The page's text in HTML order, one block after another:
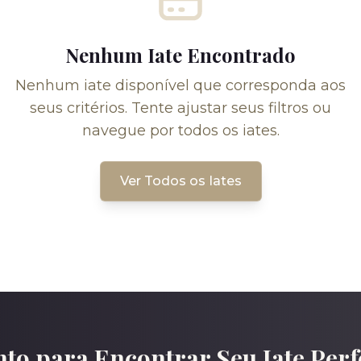
Nenhum Iate Encontrado
Nenhum iate disponível que corresponda aos
seus critérios. Tente ajustar seus filtros ou
navegue por todos os iates.
Ver Todos os Iates